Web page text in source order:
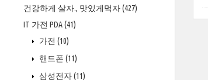
건강하게 살자., 맛있게먹자(427)
IT 가전 PDA(41)
가전 (10)
핸드폰 (11)
삼성전자(11)